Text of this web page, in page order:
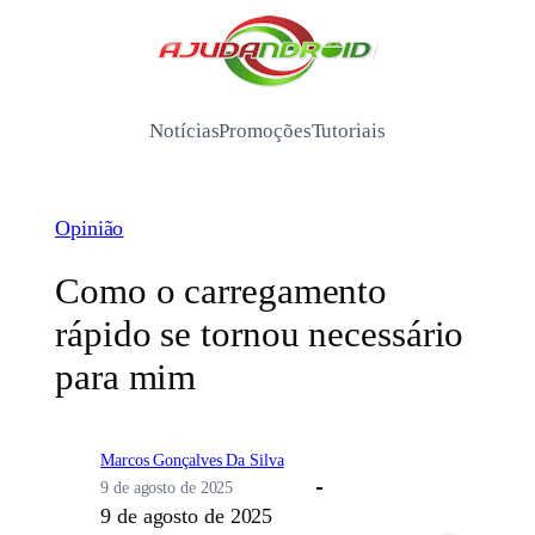
/
NotíciasPromoçõesTutoriais
Opinião
Como o carregamento
rápido se tornou necessário
para mim
Marcos Gonçalves Da Silva
9 de agosto de 2025
9 de agosto de 2025